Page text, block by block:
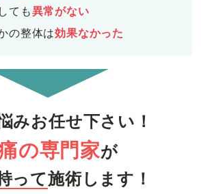
ても異常がない
の整体は効果なかった
みお任せ下さい！
の専門家が
って施術します！